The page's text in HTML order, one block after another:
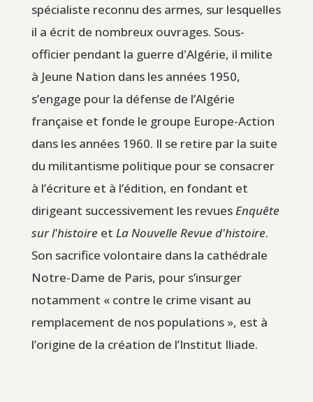
spécialiste reconnu des armes, sur lesquelles
il a écrit de nombreux ouvrages. Sous-
officier pendant la guerre d'Algérie, il milite
à Jeune Nation dans les années 1950,
s’engage pour la défense de l’Algérie
française et fonde le groupe Europe-Action
dans les années 1960. Il se retire par la suite
du militantisme politique pour se consacrer
à l’écriture et à l’édition, en fondant et
dirigeant successivement les revuesEnquête
sur l'histoireet La Nouvelle Revue d'histoire.
Son sacrifice volontaire dans la cathédrale
Notre-Dame de Paris, pour s’insurger
notamment « contre le crime visant au
remplacement de nos populations », est à
l’origine de la création de l’Institut Iliade.